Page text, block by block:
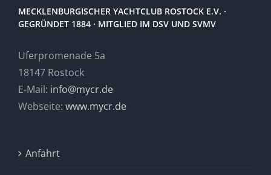
MECKLENBURGISCHER YACHTCLUB ROSTOCK E.V. ·
GEGRÜNDET 1884 · MITGLIED IM DSV UND SVMV
Uferpromenade 5a
18147 Rostock
E-Mail: info@mycr.de
Webseite: www.mycr.de
Anfahrt